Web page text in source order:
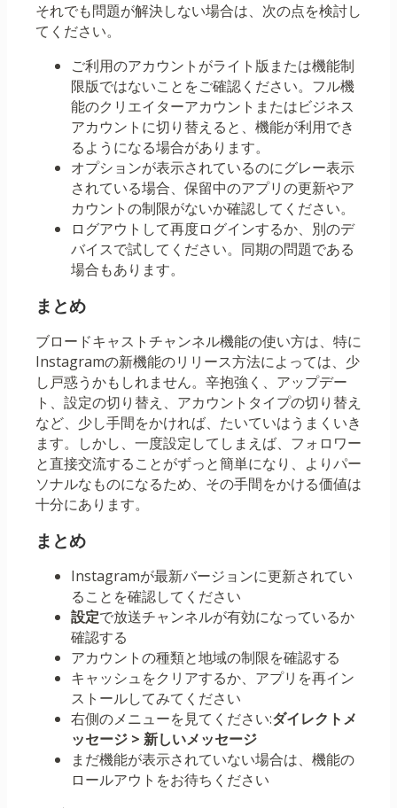
それでも問題が解決しない場合は、次の点を検討し
てください。
ご利用のアカウントがライト版または機能制
限版ではないことをご確認ください。フル機
能のクリエイターアカウントまたはビジネス
アカウントに切り替えると、機能が利用でき
るようになる場合があります。
オプションが表示されているのにグレー表示
されている場合、保留中のアプリの更新やア
カウントの制限がないか確認してください。
ログアウトして再度ログインするか、別のデ
バイスで試してください。同期の問題である
場合もあります。
まとめ
ブロードキャストチャンネル機能の使い方は、特に
Instagramの新機能のリリース方法によっては、少
し戸惑うかもしれません。辛抱強く、アップデー
ト、設定の切り替え、アカウントタイプの切り替え
など、少し手間をかければ、たいていはうまくいき
ます。しかし、一度設定してしまえば、フォロワー
と直接交流することがずっと簡単になり、よりパー
ソナルなものになるため、その手間をかける価値は
十分にあります。
まとめ
Instagramが最新バージョンに更新されてい
ることを確認してください
設定で放送チャンネルが有効になっているか
確認する
アカウントの種類と地域の制限を確認する
キャッシュをクリアするか、アプリを再イン
ストールしてみてください
右側のメニューを見てください:ダイレクトメ
ッセージ > 新しいメッセージ
まだ機能が表示されていない場合は、機能の
ロールアウトをお待ちください